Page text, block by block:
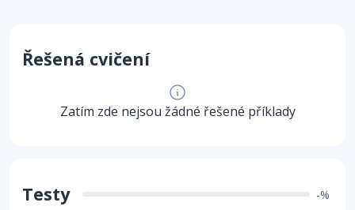
Řešená cvičení
Zatím zde nejsou žádné řešené příklady
Testy -%